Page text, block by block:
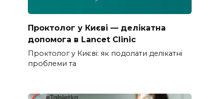
Проктолог у Києві — делікатна
допомога в Lancet Clinic
Проктолог у Києві: як подолати делікатні
проблеми та